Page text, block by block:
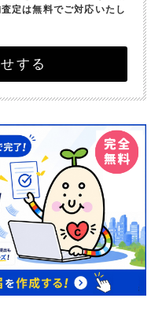
定は無料でご対応いたし
する